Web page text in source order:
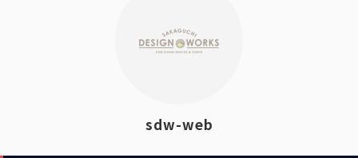
sdw-web